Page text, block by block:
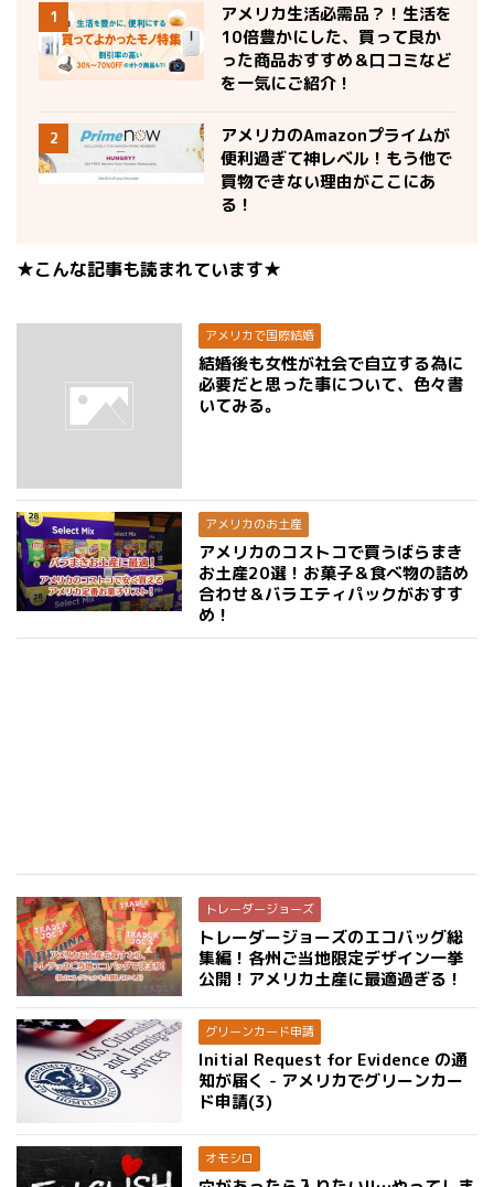
1
アメリカ生活必需品？！生活を
10倍豊かにした、買って良か
った商品おすすめ＆口コミなど
を一気にご紹介！
2
アメリカのAmazonプライムが
便利過ぎて神レベル！もう他で
買物できない理由がここにあ
る！
★こんな記事も読まれています★
アメリカで国際結婚
結婚後も女性が社会で自立する為に
必要だと思った事について、色々書
いてみる。
アメリカのお土産
アメリカのコストコで買うばらまき
お土産20選！お菓子＆食べ物の詰め
合わせ＆バラエティパックがおすす
め！
トレーダージョーズ
トレーダージョーズのエコバッグ総
集編！各州ご当地限定デザイン一挙
公開！アメリカ土産に最適過ぎる！
グリーンカード申請
Initial Request for Evidence の通
知が届く - アメリカでグリーンカー
ド申請(3)
オモシロ